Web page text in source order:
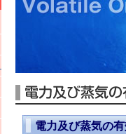
電力及び蒸気の